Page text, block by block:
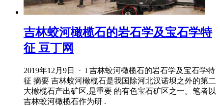
吉林蛟河橄榄石的岩石学及宝石学特
征 豆丁网
2019年12月9日 · I 吉林蛟河橄榄石的岩石学及宝石学特
征 摘要 吉林蛟河橄榄石是我国除河北汉诺坝之外的第二
大橄榄石产出矿区,是重要 的有色宝石矿区之一。笔者以
吉林蛟河橄榄石作为研 .